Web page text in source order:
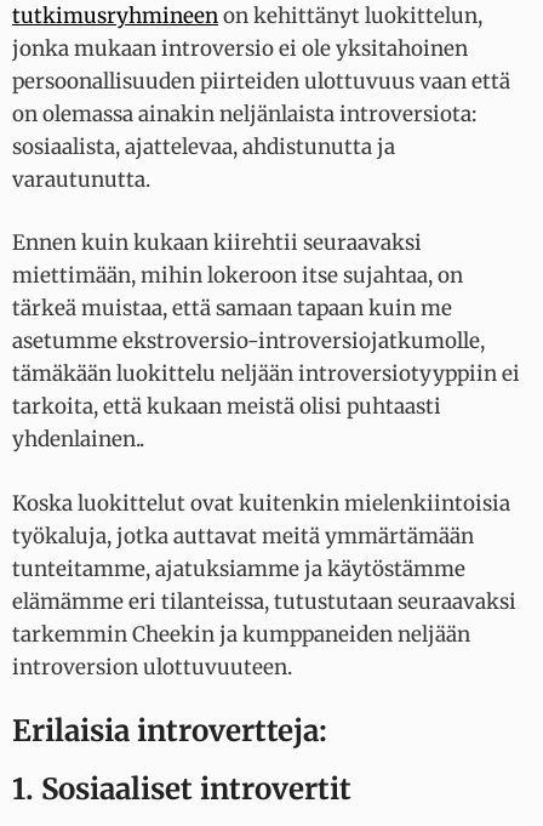
tutkimusryhmineenon kehittänyt luokittelun,
jonka mukaan introversio ei ole yksitahoinen
persoonallisuuden piirteiden ulottuvuus vaan että
on olemassa ainakin neljänlaista introversiota:
sosiaalista, ajattelevaa, ahdistunutta ja
varautunutta.
Ennen kuin kukaan kiirehtii seuraavaksi
miettimään, mihin lokeroon itse sujahtaa, on
tärkeä muistaa, että samaan tapaan kuin me
asetumme ekstroversio-introversiojatkumolle,
tämäkään luokittelu neljään introversiotyyppiin ei
tarkoita, että kukaan meistä olisi puhtaasti
yhdenlainen..
Koska luokittelut ovat kuitenkin mielenkiintoisia
työkaluja, jotka auttavat meitä ymmärtämään
tunteitamme, ajatuksiamme ja käytöstämme
elämämme eri tilanteissa, tutustutaan seuraavaksi
tarkemmin Cheekin ja kumppaneiden neljään
introversion ulottuvuuteen.
Erilaisia introvertteja:
1. Sosiaaliset introvertit